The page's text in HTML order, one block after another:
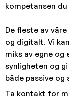
kompetansen
De fleste av
og digitalt. Vi
miks av egne og
synligheten og
både passive og
Ta kontakt for